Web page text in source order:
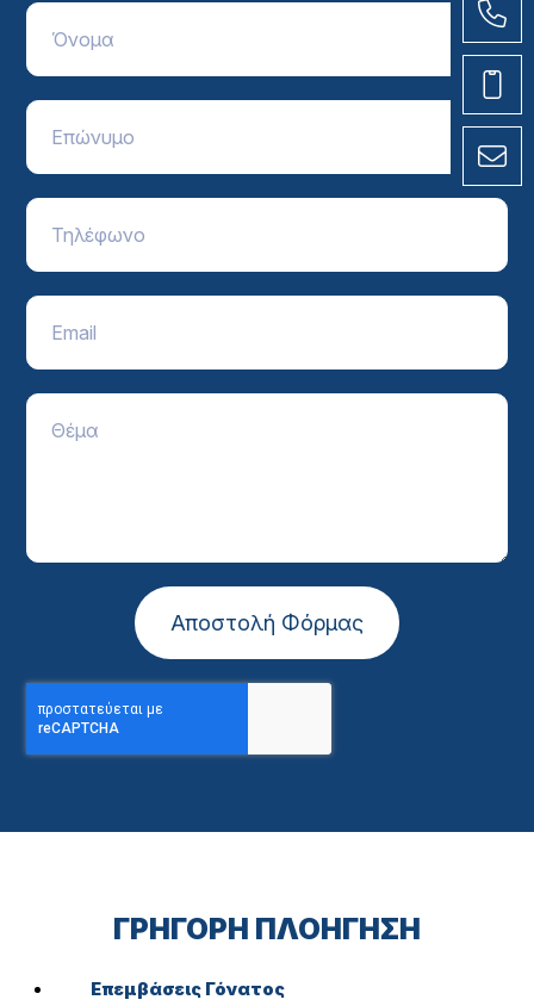
Αποστολή Φόρμας
ΓΡΗΓΟΡΗ ΠΛΟΗΓΗΣΗ
Επεμβάσεις Γόνατος